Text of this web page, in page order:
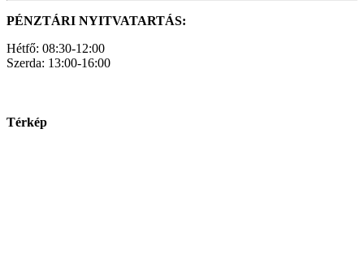
PÉNZTÁRI NYITVATARTÁS:
Hétfő: 08:30-12:00
Szerda: 13:00-16:00
Térkép